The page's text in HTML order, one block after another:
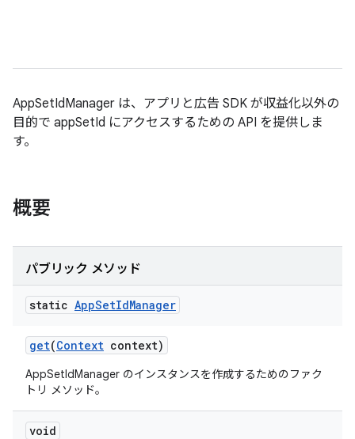
AppSetIdManager は、アプリと広告 SDK が収益化以外の
目的で appSetId にアクセスするための API を提供しま
す。
概要
パブリック メソッド
static AppSetIdManager
get(Context context)
AppSetIdManager のインスタンスを作成するためのファク
トリ メソッド。
void